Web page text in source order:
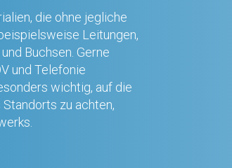
die ohne jegliche
Leitungen,
Buchsen. Gerne
und Telefonie
wichtig, auf die
zu achten,